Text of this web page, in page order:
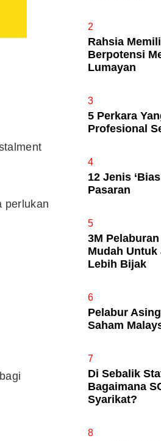
perlukan
2
Rahsia
Berpotensi
Lumayan
3
5 Perkara
Profesional
4
12 Jenis
Pasaran
5
3M
Mudah Untuk
Lebih Bijak
6
Pelabur
Saham
7
Di Sebalik
Bagaimana
Syarikat?
8